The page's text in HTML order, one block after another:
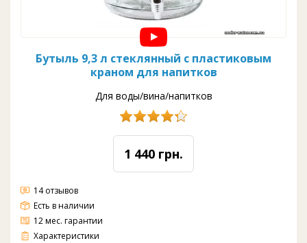
Бутыль 9,3 л стеклянный с пластиковым
краном для напитков
Для воды/вина/напитков
1 440 грн.
14 отзывов
Есть в наличии
12 мес. гарантии
Материал: стекло
Вода: комнатная
Цвет: прозрачный
Кран: пластик
Объем: 9,3 л
Диаметр: 225 мм
Высота: 320 мм
Характеристики